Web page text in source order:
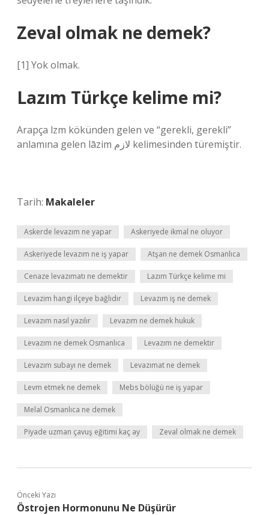
Zeval olmak ne demek?
[1] Yok olmak.
Lazım Türkçe kelime mi?
Arapça lzm kökünden gelen ve “gerekli, gerekli”
anlamına gelen lāzim لازم kelimesinden türemiştir.
Tarih: Makaleler
Askerde levazım ne yapar Askeriyede ikmal ne oluyor
Askeriyede levazım ne iş yapar Atşan ne demek Osmanlıca
Cenaze levazımatı ne demektir Lazım Türkçe kelime mi
Levazim hangi ilçeye bağlıdır Levazım iş ne demek
Levazım nasıl yazılır Levazım ne demek hukuk
Levazım ne demek Osmanlıca Levazım ne demektir
Levazım subayı ne demek Levazımat ne demek
Levm etmek ne demek Mebs bölüğü ne iş yapar
Melal Osmanlıca ne demek
Piyade uzman çavuş eğitimi kaç ay Zeval olmak ne demek
Önceki Yazı
Östrojen Hormonunu Ne Düşürür